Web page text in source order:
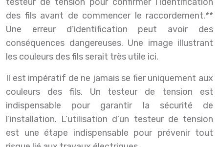
des fils avant de commencer le raccordement.**
Une erreur d’identification peut avoir des
conséquences dangereuses. Une image illustrant
les couleurs des fils serait très utile ici.
Il est impératif de ne jamais se fier uniquement aux
couleurs des fils. Un testeur de tension est
indispensable pour garantir la sécurité de
l’installation. L’utilisation d’un testeur de tension
est une étape indispensable pour prévenir tout